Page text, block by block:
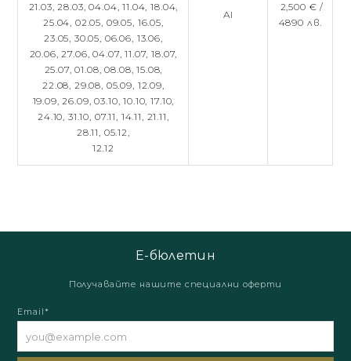
21.03,28.03,04.04,11.04,18.04,
25.04, 02.05, 09.05, 16.05,
23.05, 30.05, 06.06, 13.06,
20.06,27.06,04.07,11.07,18.07,
25.07,01.08,08.08,15.08,
22.08, 29.08, 05.09, 12.09,
19.09,26.09,03.10,10.10,17.10,
24.10, 31.10, 07.11, 14.11, 21.11,
28.11, 05.12,
12.12
AI
2,500 € /
4890 лв.
Е-бюлетин
Получавайте нашите специални оферти
Email*